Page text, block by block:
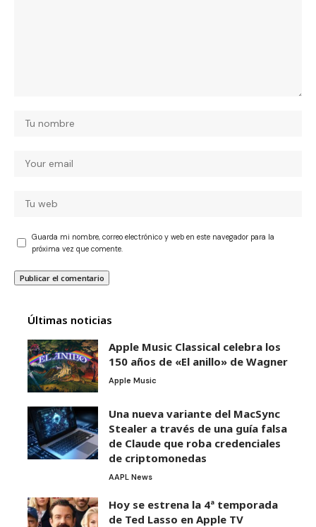
Guarda mi nombre, correo electrónico y web en este navegador para la
próxima vez que comente.
Últimas noticias
Apple Music Classical celebra los
150 años de «El anillo» de Wagner
Apple Music
Una nueva variante del MacSync
Stealer a través de una guía falsa
de Claude que roba credenciales
de criptomonedas
AAPL News
Hoy se estrena la 4ª temporada
de Ted Lasso en Apple TV